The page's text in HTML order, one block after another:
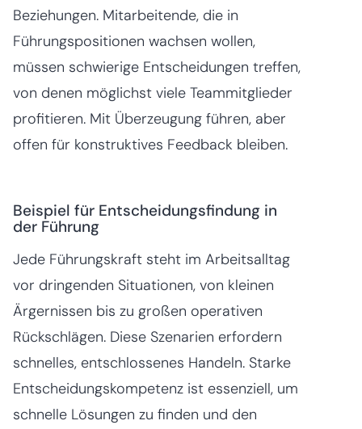
Beziehungen. Mitarbeitende, die in
Führungspositionen wachsen wollen,
müssen schwierige Entscheidungen treffen,
von denen möglichst viele Teammitglieder
profitieren. Mit Überzeugung führen, aber
offen für konstruktives Feedback bleiben.
Beispiel für Entscheidungsfindung in
der Führung
Jede Führungskraft steht im Arbeitsalltag
vor dringenden Situationen, von kleinen
Ärgernissen bis zu großen operativen
Rückschlägen. Diese Szenarien erfordern
schnelles, entschlossenes Handeln. Starke
Entscheidungskompetenz ist essenziell, um
schnelle Lösungen zu finden und den